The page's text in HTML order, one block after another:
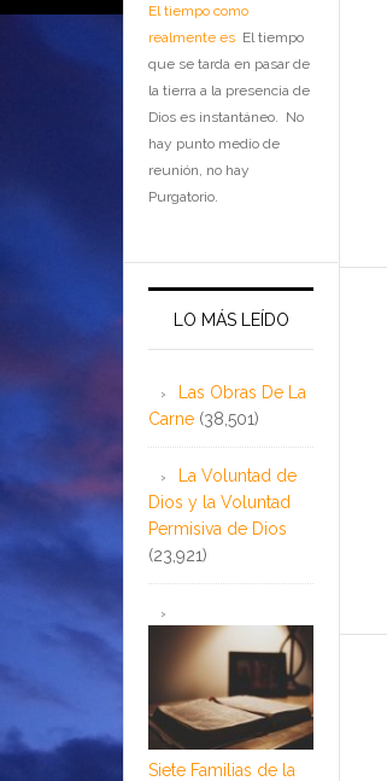
El tiempo como
realmente es El tiempo
que se tarda en pasar de
la tierra a la presencia de
Dios es instantáneo. No
hay punto medio de
reunión, no hay
Purgatorio.
LO MÁS LEÍDO
Las Obras De La
Carne (38,501)
La Voluntad de
Dios y la Voluntad
Permisiva de Dios
(23,921)
Siete Familias de la